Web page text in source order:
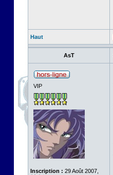
Haut
AsT
VIP
Inscription : 29 Août 2007,